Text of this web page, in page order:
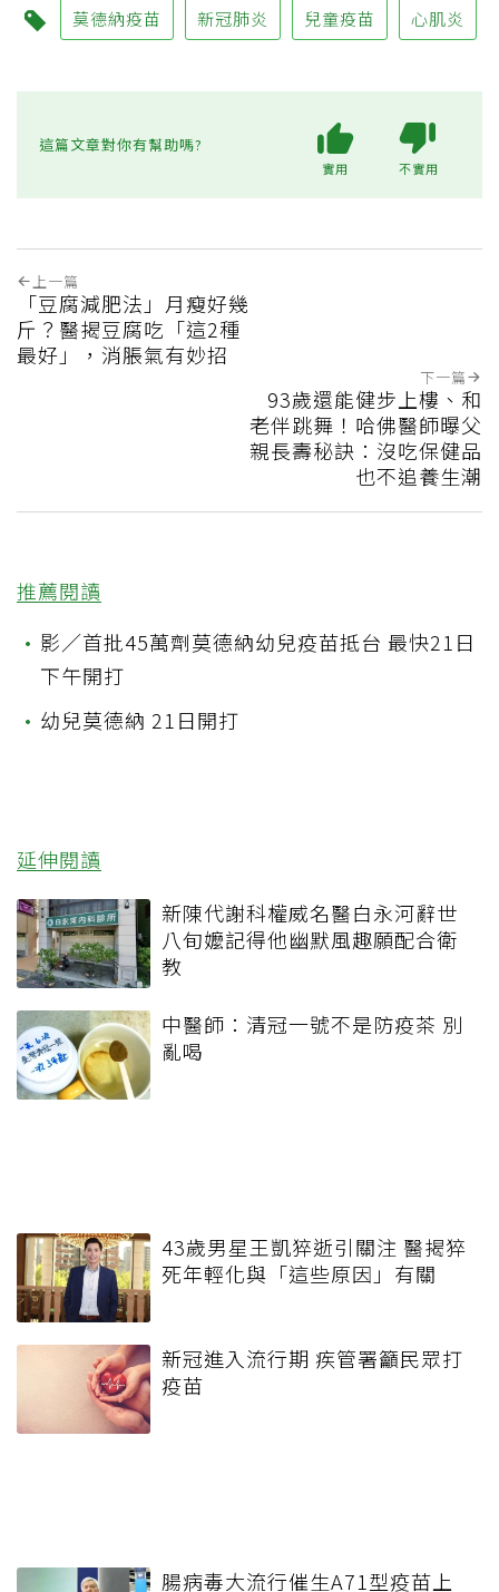
莫德納疫苗 新冠肺炎 兒童疫苗 心肌炎
這篇文章對你有幫助嗎?
實用 不實用
上一篇
「豆腐減肥法」月瘦好幾
斤？醫揭豆腐吃「這2種
最好」，消脹氣有妙招
下一篇
93歲還能健步上樓、和
老伴跳舞！哈佛醫師曝父
親長壽秘訣：沒吃保健品
也不追養生潮
推薦閱讀
• 影／首批45萬劑莫德納幼兒疫苗抵台 最快21日
下午開打
• 幼兒莫德納 21日開打
延伸閱讀
新陳代謝科權威名醫白永河辭世
八旬嬤記得他幽默風趣願配合衛
教
中醫師：清冠一號不是防疫茶 別
亂喝
43歲男星王凱猝逝引關注 醫揭猝
死年輕化與「這些原因」有關
新冠進入流行期 疾管署籲民眾打
疫苗
腸病毒大流行催生A71型疫苗上